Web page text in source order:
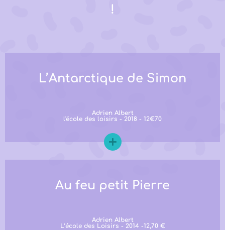
!
L’Antarctique de Simon
Adrien Albert
l'école des loisirs - 2018 - 12€70
Au feu petit Pierre
Adrien Albert
L’école des Loisirs - 2014 -12,70 €